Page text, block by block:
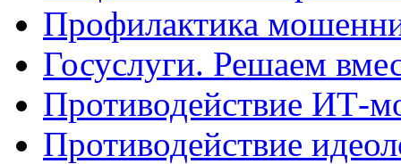
Профилактика
Госуслуги. Решаем
Противодействие ИТ-
Противодействие